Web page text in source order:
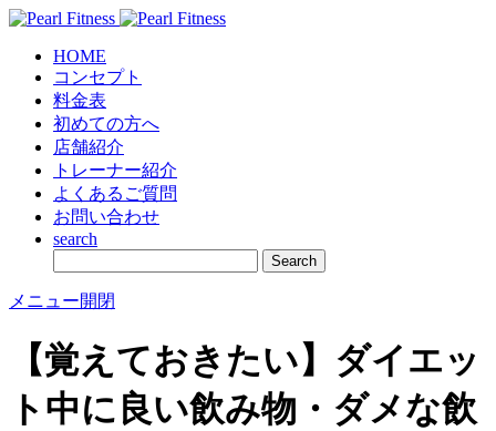
HOME
コンセプト
料金表
初めての方へ
店舗紹介
トレーナー紹介
よくあるご質問
お問い合わせ
search
メニュー開閉
【覚えておきたい】ダイエッ
ト中に良い飲み物・ダメな飲